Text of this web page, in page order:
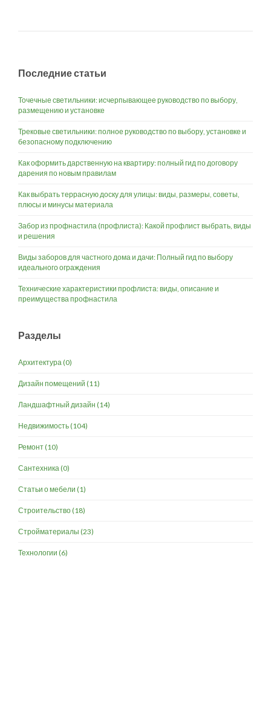
Последние статьи
Точечные светильники: исчерпывающее руководство по выбору,
размещению и установке
Трековые светильники: полное руководство по выбору, установке и
безопасному подключению
Как оформить дарственную на квартиру: полный гид по договору
дарения по новым правилам
Как выбрать террасную доску для улицы: виды, размеры, советы,
плюсы и минусы материала
Забор из профнастила (профлиста): Какой профлист выбрать, виды
и решения
Виды заборов для частного дома и дачи: Полный гид по выбору
идеального ограждения
Технические характеристики профлиста: виды, описание и
преимущества профнастила
Разделы
Архитектура(0)
Дизайн помещений (11)
Ландшафтный дизайн (14)
Недвижимость(104)
Ремонт(10)
Сантехника(0)
Статьи о мебели (1)
Строительство(18)
Стройматериалы (23)
Технологии (6)